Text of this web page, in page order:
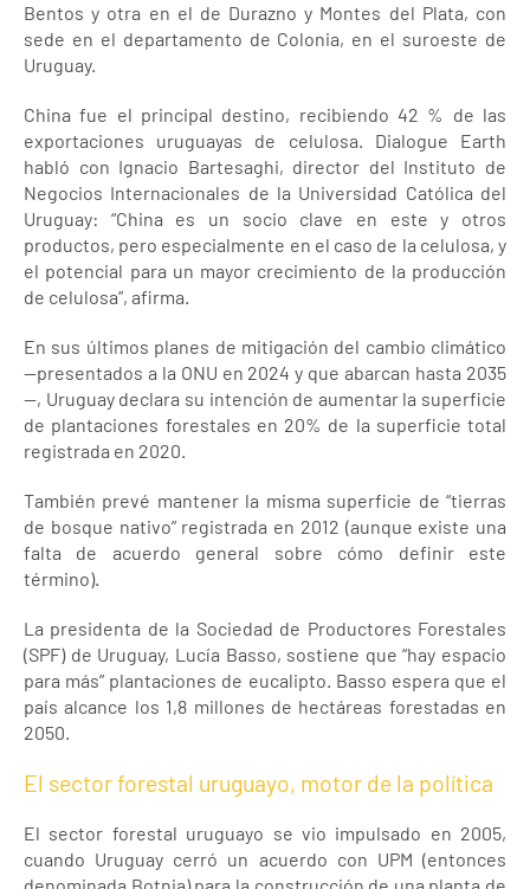
Bentos y otra en el de Durazno y Montes del Plata, con
sede en el departamento de Colonia, en el suroeste de
Uruguay.
China fue el principal destino, recibiendo 42 % de las
exportaciones uruguayas de celulosa. Dialogue Earth
habló con Ignacio Bartesaghi, director del Instituto de
Negocios Internacionales de la Universidad Católica del
Uruguay: “China es un socio clave en este y otros
productos, pero especialmente en el caso de la celulosa, y
el potencial para un mayor crecimiento de la producción
de celulosa”, afirma.
En sus últimos planes de mitigación del cambio climático
—presentados a la ONU en 2024 y que abarcan hasta 2035
—, Uruguay declara su intención de aumentar la superficie
de plantaciones forestales en 20% de la superficie total
registrada en 2020.
También prevé mantener la misma superficie de “tierras
de bosque nativo” registrada en 2012 (aunque existe una
falta de acuerdo general sobre cómo definir este
término).
La presidenta de la Sociedad de Productores Forestales
(SPF) de Uruguay, Lucía Basso, sostiene que “hay espacio
para más” plantaciones de eucalipto. Basso espera que el
país alcance los 1,8 millones de hectáreas forestadas en
2050.
El sector forestal uruguayo, motor de la política
El sector forestal uruguayo se vio impulsado en 2005,
cuando Uruguay cerró un acuerdo con UPM (entonces